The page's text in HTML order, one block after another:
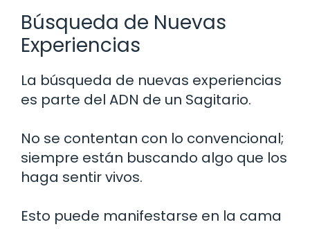
Búsqueda de Nuevas
Experiencias
La búsqueda de nuevas experiencias
es parte del ADN de un Sagitario.
No se contentan con lo convencional;
siempre están buscando algo que los
haga sentir vivos.
Esto puede manifestarse en la cama